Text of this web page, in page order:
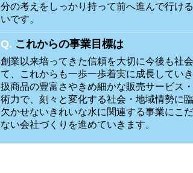
分の考えをしっかり持って前へ進んで行け
いです。
Q. これからの事業目標は
創業以来培ってきた信頼を大切に今後も社
て、これからも一歩一歩着実に成長してい
扱商品の豊富さやきめ細かな販売サービス
術力で、刻々と変化する社会・地域情勢に
欠かせないきれいな水に関連する事業にこ
ない会社づくりを進めていきます。